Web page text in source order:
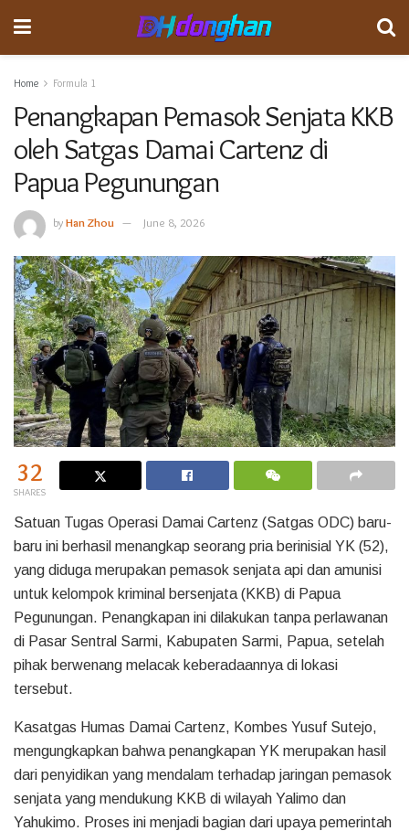
Home Formula 1
Penangkapan Pemasok Senjata KKB
oleh Satgas Damai Cartenz di
Papua Pegunungan
byHan Zhou June 8, 2026
32
SHARES
Satuan Tugas Operasi Damai Cartenz (Satgas ODC) baru-
baru ini berhasil menangkap seorang pria berinisial YK (52),
yang diduga merupakan pemasok senjata api dan amunisi
untuk kelompok kriminal bersenjata (KKB) di Papua
Pegunungan. Penangkapan ini dilakukan tanpa perlawanan
di Pasar Sentral Sarmi, Kabupaten Sarmi, Papua, setelah
pihak berwenang melacak keberadaannya di lokasi
tersebut.
Kasatgas Humas Damai Cartenz, Kombes Yusuf Sutejo,
mengungkapkan bahwa penangkapan YK merupakan hasil
dari penyidikan yang mendalam terhadap jaringan pemasok
senjata yang mendukung KKB di wilayah Yalimo dan
Yahukimo. Proses ini menjadi bagian dari upaya pemerintah